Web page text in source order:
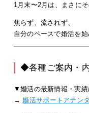
1月末〜2月は、まさにそ
焦らず、流されず、
自分のペースで婚活を
◆各種ご案内・
▼婚活の最新情報・実績
→婚活サポートアテン